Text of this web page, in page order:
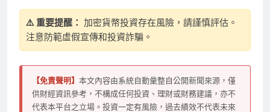
⚠️ 重要提醒： 加密貨幣投資存在風險，請謹慎評估。
注意防範虛假宣傳和投資詐騙。
【免責聲明】 本文內容由系統自動彙整自公開新聞來源，僅
供財經資訊參考，不構成任何投資、理財或財務建議，亦不
代表本平台之立場。投資一定有風險，過去績效不代表未來